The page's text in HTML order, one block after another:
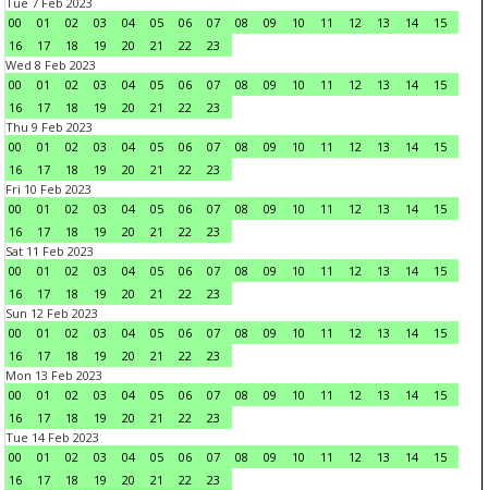
00
01 02 03 04 05 06 07 08 09 10 11 12 13 14
15
16
17 18 19 20 21 22
23
Wed 8 Feb 2023
00
01 02 03 04 05 06 07 08 09 10 11 12 13 14
15
16
17 18 19 20 21 22
23
Thu 9 Feb 2023
00
01 02 03 04 05 06 07 08 09 10 11 12 13 14
15
16
17 18 19 20 21 22
23
Fri 10 Feb 2023
00
01 02 03 04 05 06 07 08 09 10 11 12 13 14
15
16
17 18 19 20 21 22
23
Sat 11 Feb 2023
00
01 02 03 04 05 06 07 08 09 10 11 12 13 14
15
16
17 18 19 20 21 22
23
Sun 12 Feb 2023
00
01 02 03 04 05 06 07 08 09 10 11 12 13 14
15
16
17 18 19 20 21 22
23
Mon 13 Feb 2023
00
01 02 03 04 05 06 07 08 09 10 11 12 13 14
15
16
17 18 19 20 21 22
23
Tue 14 Feb 2023
00
01 02 03 04 05 06 07 08 09 10 11 12 13 14
15
16
17 18 19 20 21 22
23